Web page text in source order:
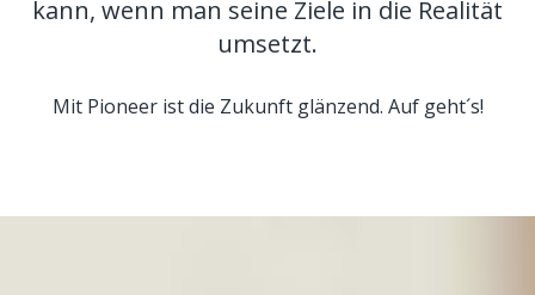
kann, wenn man seine Ziele in die Realität
umsetzt.
Mit Pioneer ist die Zukunft glänzend. Auf geht´s!